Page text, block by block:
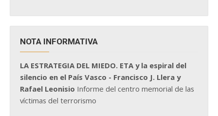
NOTA INFORMATIVA
LA ESTRATEGIA DEL MIEDO. ETA y la espiral del
silencio en el País Vasco - Francisco J. Llera y
Rafael Leonisio Informe del centro memorial de las
víctimas del terrorismo